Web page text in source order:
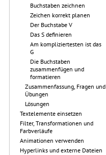
Buchstaben zeichnen
Zeichen korrekt planen
Der Buchstabe V
Das S definieren
Am kompliziertesten ist das
G
Die Buchstaben
zusammenfügen und
formatieren
Zusammenfassung, Fragen und
Übungen
Lösungen
Textelemente einsetzen
Filter, Transformationen und
Farbverläufe
Animationen verwenden
Hyperlinks und externe Dateien